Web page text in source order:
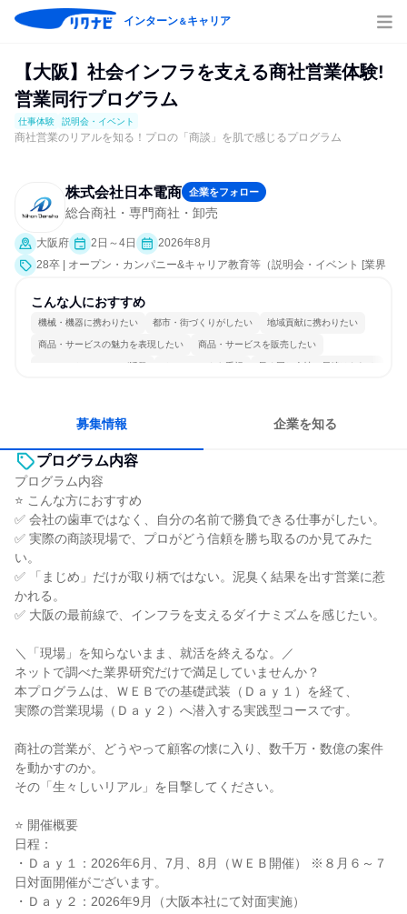
インターン＆キャリア
【大阪】社会インフラを支える商社営業体験!
営業同行プログラム
仕事体験 説明会・イベント
商社営業のリアルを知る！プロの「商談」を肌で感じるプログラム
株式会社日本電商 企業をフォロー
総合商社・専門商社・卸売
大阪府 2日～4日
2026年8月
28卒 | オープン・カンパニー&キャリア教育等（説明会・イベント [業界
こんな人におすすめ
機械・機器に携わりたい 都市・街づくりがしたい 地域貢献に携わりたい
商品・サービスの魅力を表現したい 商品・サービスを販売したい
コミュニケーションが活発 チームワークを重視 長く同じ会社に居続けられる
募集情報 企業を知る
プログラム内容
プログラム内容
⭐ こんな方におすすめ
✅ 会社の歯車ではなく、自分の名前で勝負できる仕事がしたい。
✅ 実際の商談現場で、プロがどう信頼を勝ち取るのか見てみた
い。
✅ 「まじめ」だけが取り柄ではない。泥臭く結果を出す営業に惹
かれる。
✅ 大阪の最前線で、インフラを支えるダイナミズムを感じたい。
＼「現場」を知らないまま、就活を終えるな。／
ネットで調べた業界研究だけで満足していませんか？
本プログラムは、ＷＥＢでの基礎武装（Ｄａｙ１）を経て、
実際の営業現場（Ｄａｙ２）へ潜入する実践型コースです。
商社の営業が、どうやって顧客の懐に入り、数千万・数億の案件
を動かすのか。
その「生々しいリアル」を目撃してください。
⭐ 開催概要
日程：
・Ｄａｙ１：2026年6月、7月、8月（ＷＥＢ開催） ※８月６～７
日対面開催がございます。
・Ｄａｙ２：2026年9月（大阪本社にて対面実施）